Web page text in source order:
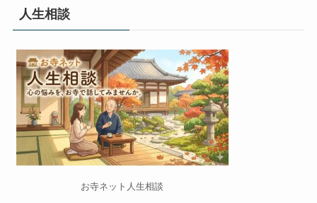
人生相談
お寺ネット人生相談